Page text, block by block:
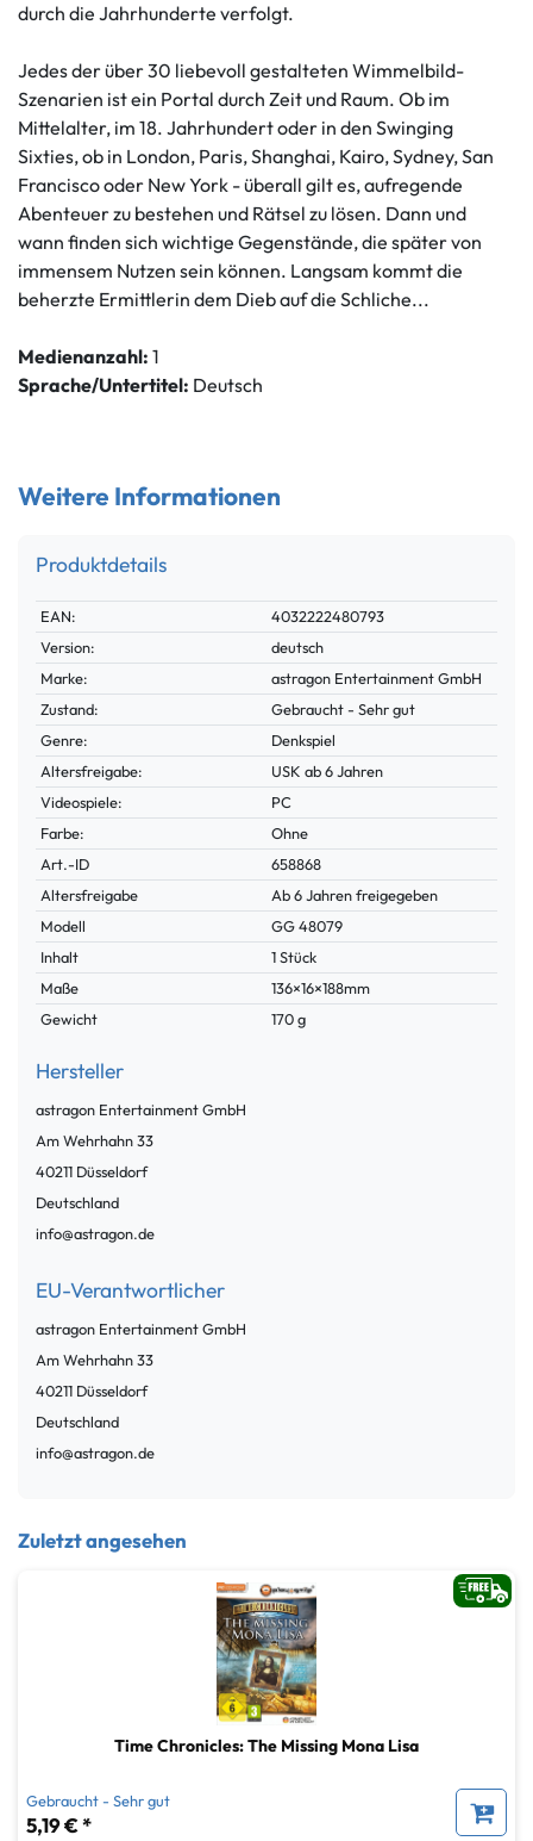
durch die Jahrhunderte verfolgt.
Jedes der über 30 liebevoll gestalteten Wimmelbild-
Szenarien ist ein Portal durch Zeit und Raum. Ob im
Mittelalter, im 18. Jahrhundert oder in den Swinging
Sixties, ob in London, Paris, Shanghai, Kairo, Sydney, San
Francisco oder New York - überall gilt es, aufregende
Abenteuer zu bestehen und Rätsel zu lösen. Dann und
wann finden sich wichtige Gegenstände, die später von
immensem Nutzen sein können. Langsam kommt die
beherzte Ermittlerin dem Dieb auf die Schliche...
Medienanzahl: 1
Sprache/Untertitel: Deutsch
Weitere Informationen
Produktdetails
Technisches
Merkmal
Wert
EAN:
4032222480793
Version:
deutsch
Marke:
astragon Entertainment GmbH
Zustand:
Gebraucht - Sehr gut
Genre:
Denkspiel
Altersfreigabe:
USK ab 6 Jahren
Videospiele:
PC
Farbe:
Ohne
Technisches
Merkmal
Wert
Art.-ID
658868
Altersfreigabe
Ab 6 Jahren freigegeben
Modell
GG 48079
Inhalt
1 Stück
Maße
136×16×188mm
Gewicht
170 g
Hersteller
astragon Entertainment GmbH
Am Wehrhahn33
40211 Düsseldorf
Deutschland
info@astragon.de
EU-Verantwortlicher
astragon Entertainment GmbH
Am Wehrhahn33
40211 Düsseldorf
Deutschland
info@astragon.de
Zuletzt angesehen
Time Chronicles: The Missing Mona Lisa
Gebraucht - Sehr gut
5,19 € *